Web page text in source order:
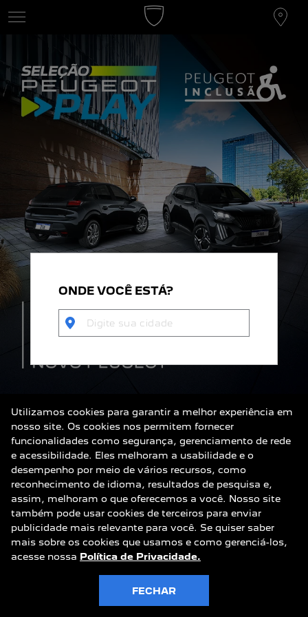
Utilizamos cookies para garantir a melhor experiência em
nosso site. Os cookies nos permitem fornecer
funcionalidades como segurança, gerenciamento de rede
e acessibilidade. Eles melhoram a usabilidade e o
desempenho por meio de vários recursos, como
reconhecimento de idioma, resultados de pesquisa e,
assim, melhoram o que oferecemos a você. Nosso site
também pode usar cookies de terceiros para enviar
publicidade mais relevante para você. Se quiser saber
mais sobre os cookies que usamos e como gerenciá-los,
acesse nossa Política de Privacidade.
FECHAR
ONDE VOCÊ ESTÁ?
Menu
MODELOS DISPONÍVEIS
SOLICITE PROPOSTA